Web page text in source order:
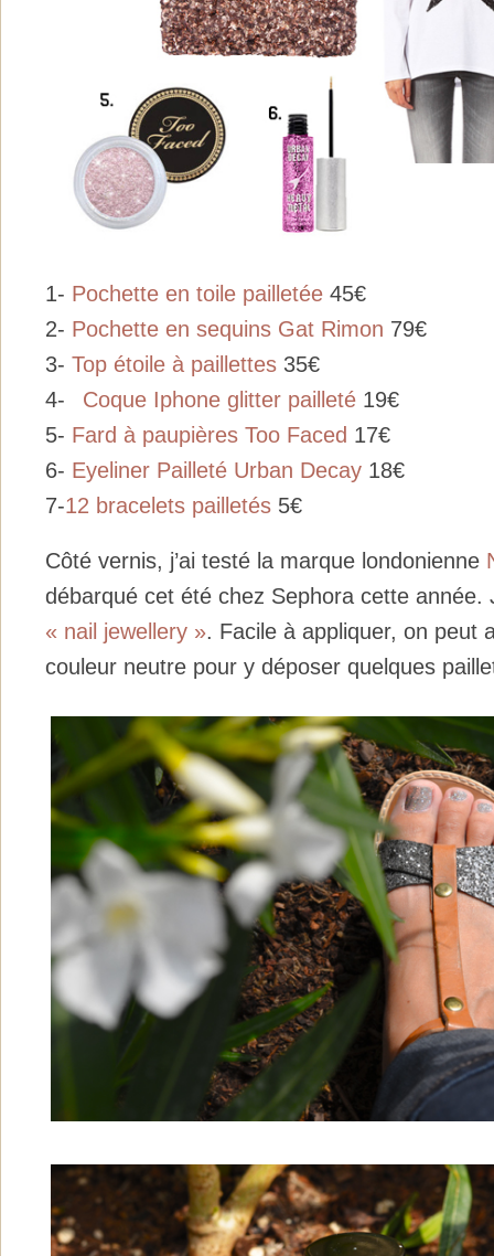
1- Pochette en toile pailletée 45€
2- Pochette en sequins Gat Rimon 79€
3- Top étoile à paillettes 35€
4-
Coque Iphone glitter pailleté 19€
5- Fard à paupières Too Faced 17€
6- Eyeliner Pailleté Urban Decay 18€
7-12 bracelets pailletés 5€
Côté vernis, j’ai testé la marque londonienne
débarqué cet été chez Sephora cette année.
« nail jewellery ». Facile à appliquer, on peut
couleur neutre pour y déposer quelques